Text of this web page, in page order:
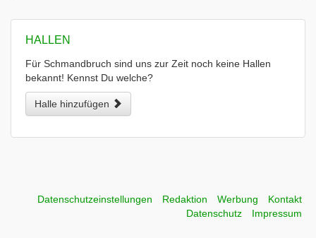
HALLEN
Für Schmandbruch sind uns zur Zeit noch keine Hallen
bekannt! Kennst Du welche?
Halle hinzufügen
Datenschutzeinstellungen Redaktion Werbung
Kontakt
Datenschutz
Impressum